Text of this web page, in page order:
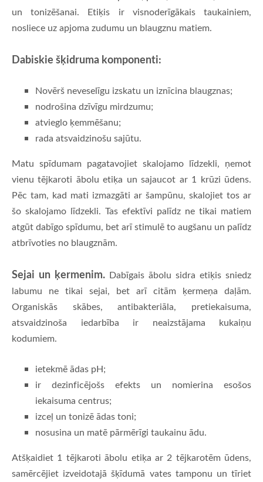
un tonizēšanai. Etiķis ir visnoderīgākais taukainiem,
nosliece uz apjoma zudumu un blaugznu matiem.
Dabiskie šķidruma komponenti:
Novērš neveselīgu izskatu un iznīcina blaugznas;
nodrošina dzīvīgu mirdzumu;
atvieglo ķemmēšanu;
rada atsvaidzinošu sajūtu.
Matu spīdumam pagatavojiet skalojamo līdzekli, ņemot
vienu tējkaroti ābolu etiķa un sajaucot ar 1 krūzi ūdens.
Pēc tam, kad mati izmazgāti ar šampūnu, skalojiet tos ar
šo skalojamo līdzekli. Tas efektīvi palīdz ne tikai matiem
atgūt dabīgo spīdumu, bet arī stimulē to augšanu un palīdz
atbrīvoties no blaugznām.
Sejai un ķermenim. Dabīgais ābolu sidra etiķis sniedz
labumu ne tikai sejai, bet arī citām ķermeņa daļām.
Organiskās skābes, antibakteriāla, pretiekaisuma,
atsvaidzinoša iedarbība ir neaizstājama kukaiņu
kodumiem.
ietekmē ādas pH;
ir dezinficējošs efekts un nomierina esošos
iekaisuma centrus;
izceļ un tonizē ādas toni;
nosusina un matē pārmērīgi taukainu ādu.
Atšķaidiet 1 tējkaroti ābolu etiķa ar 2 tējkarotēm ūdens,
samērcējiet izveidotajā šķīdumā vates tamponu un tīriet